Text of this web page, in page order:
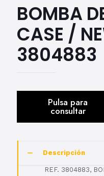
BOMBA
CASE /
3804883
Descripción
REF. 3804883,